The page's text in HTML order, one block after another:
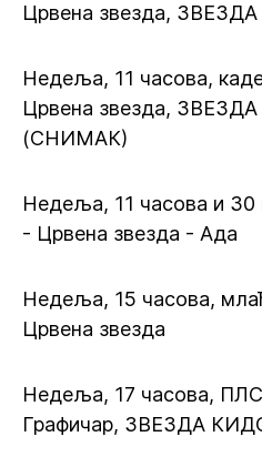
Црвена звезда,
Недеља, 11 часова,
Црвена звезда,
(СНИМАК)
Недеља, 11 часова и 30
- Црвена звезда - Ада
Недеља, 15 часова,
Црвена звезда
Недеља, 17 часова,
Графичар, ЗВЕЗДА